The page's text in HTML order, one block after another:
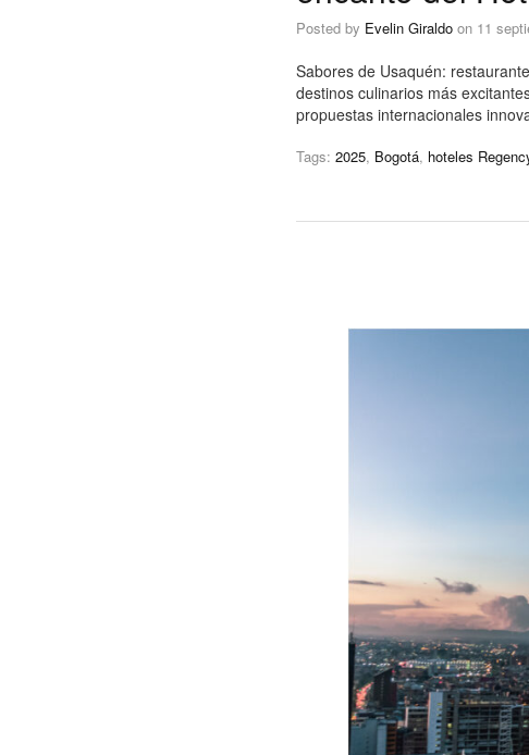
Posted by Evelin Giraldo on 11
Sabores de Usaquén:
destinos culinarios más
propuestas internacionales
Tags: 2025, Bogotá, hoteles